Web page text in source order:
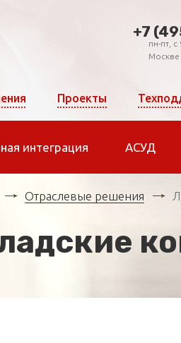
+7
пн-пт,
Москве
интеграция АСУД
Проекты
Отраслевые решения